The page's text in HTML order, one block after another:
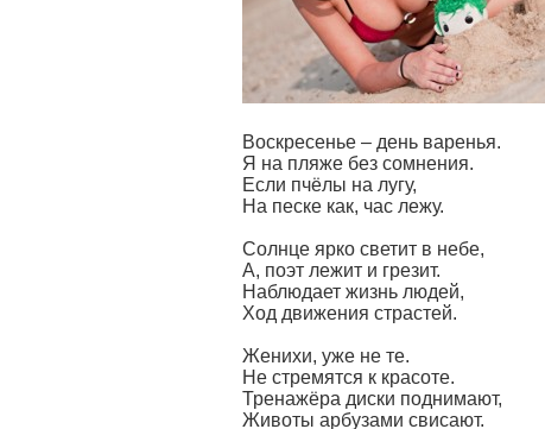
Воскресенье – день варенья.
Я на пляже без сомнения.
Если пчёлы на лугу,
На песке как, час лежу.
Солнце ярко светит в небе,
А, поэт лежит и грезит.
Наблюдает жизнь людей,
Ход движения страстей.
Женихи, уже не те.
Не стремятся к красоте.
Тренажёра диски поднимают,
Животы арбузами свисают.